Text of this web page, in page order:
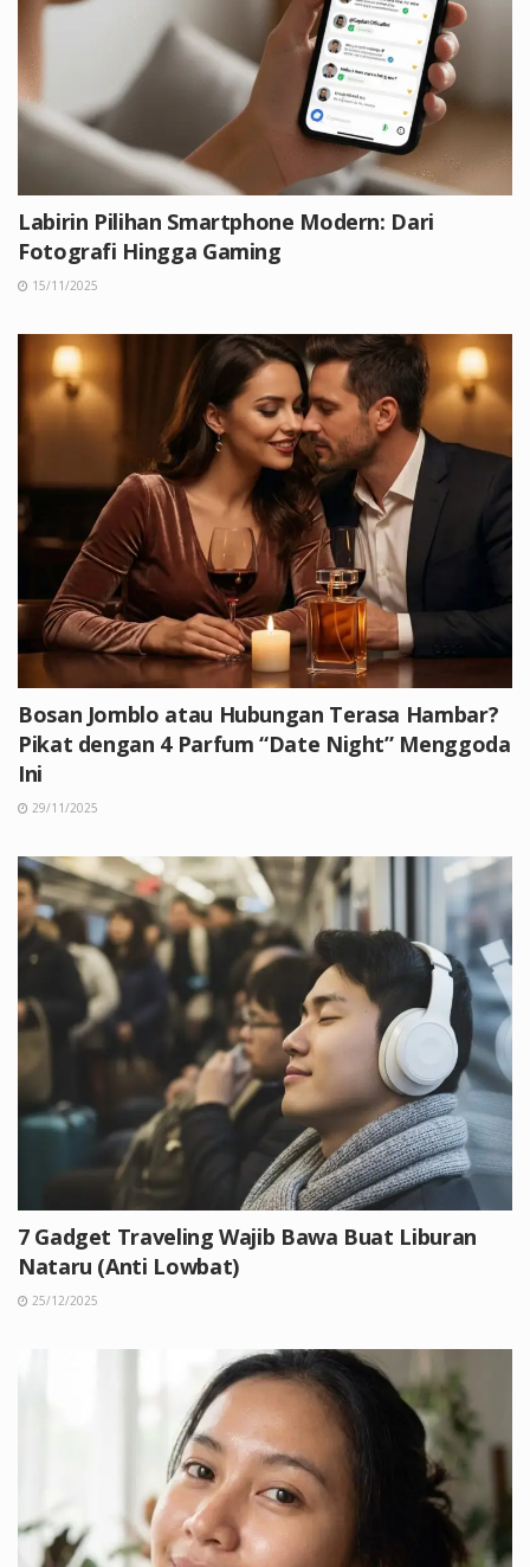
Labirin Pilihan Smartphone Modern: Dari
Fotografi Hingga Gaming
15/11/2025
Bosan Jomblo atau Hubungan Terasa Hambar?
Pikat dengan 4 Parfum “Date Night” Menggoda
Ini
29/11/2025
7 Gadget Traveling Wajib Bawa Buat Liburan
Nataru (Anti Lowbat)
25/12/2025